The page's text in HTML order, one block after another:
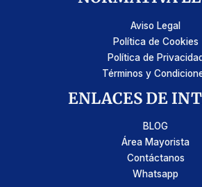
Aviso Legal
Política de Cookies
Política de
Términos y
ENLACES DE
BLOG
Área Mayorista
Contáctanos
Whatsapp